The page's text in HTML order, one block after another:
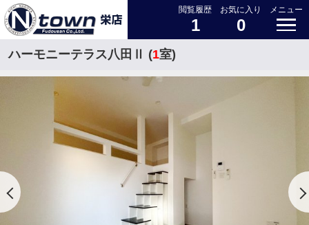
閲覧履歴
1
お気に入り
0
メニュー
ハーモニーテラス八田Ⅱ (1室)